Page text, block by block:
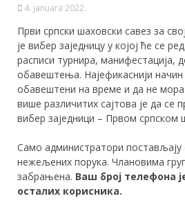
4. januara 2022.
Први српски шаховски савез за
је вибер заједницу у којој ће се
расписи турнира, манифестација,
обавештења. Најефикаснији начин
обавештени на време и да не
више различитих сајтова је да се
вибер заједници – Првом српском
Само администратори постављају
нежељених порука. Члановима
забрањена. Ваш број телефона
осталих корисника.